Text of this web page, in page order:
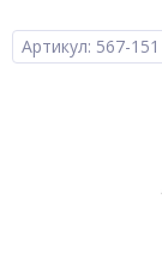
Артикул: 567-151